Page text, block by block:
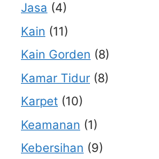
Jasa (4)
Kain (11)
Kain Gorden (8)
Kamar Tidur (8)
Karpet (10)
Keamanan (1)
Kebersihan (9)